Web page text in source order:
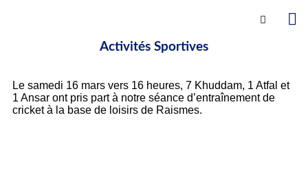
Activités Sportives
Le samedi 16 mars vers 16 heures, 7 Khuddam, 1 Atfal et
1 Ansar ont pris part à notre séance d’entraînement de
cricket à la base de loisirs de Raismes.